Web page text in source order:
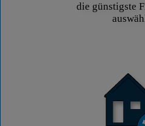
die günstigste